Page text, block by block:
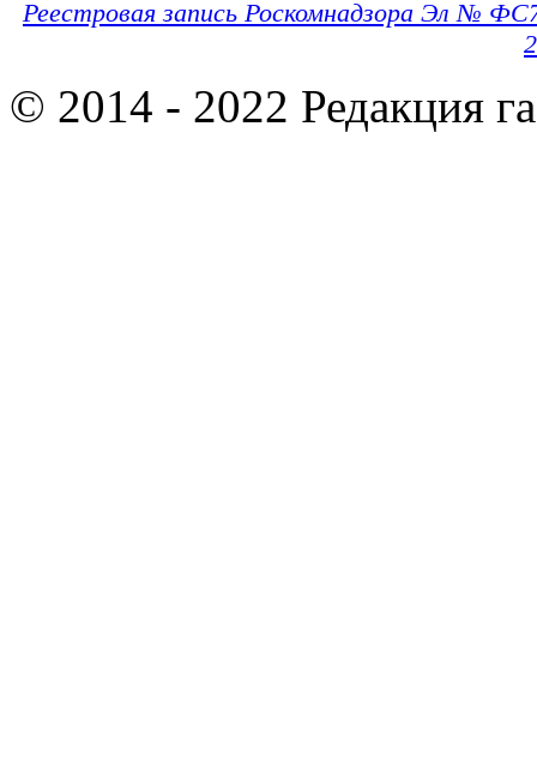
Реестровая запись Роскомнадзора Эл №
© 2014 - 2022 Редакция